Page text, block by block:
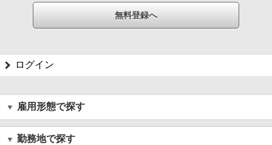
ログイン
雇用形態で探す
勤務地で探す